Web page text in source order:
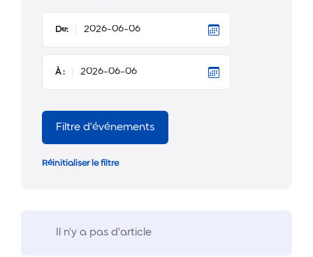
De:
À :
Filtre d'événements
Réinitialiser le filtre
Il n'y a pas d'article